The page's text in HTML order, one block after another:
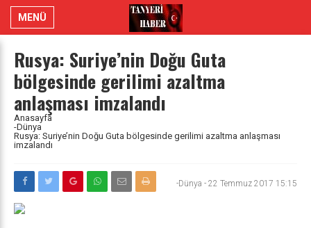
MENÜ
Rusya: Suriye’nin Doğu Guta
bölgesinde gerilimi azaltma
anlaşması imzalandı
Anasayfa
-Dünya
Rusya: Suriye’nin Doğu Guta bölgesinde gerilimi azaltma anlaşması
imzalandı
-Dünya - 22 Temmuz 2017 15:15